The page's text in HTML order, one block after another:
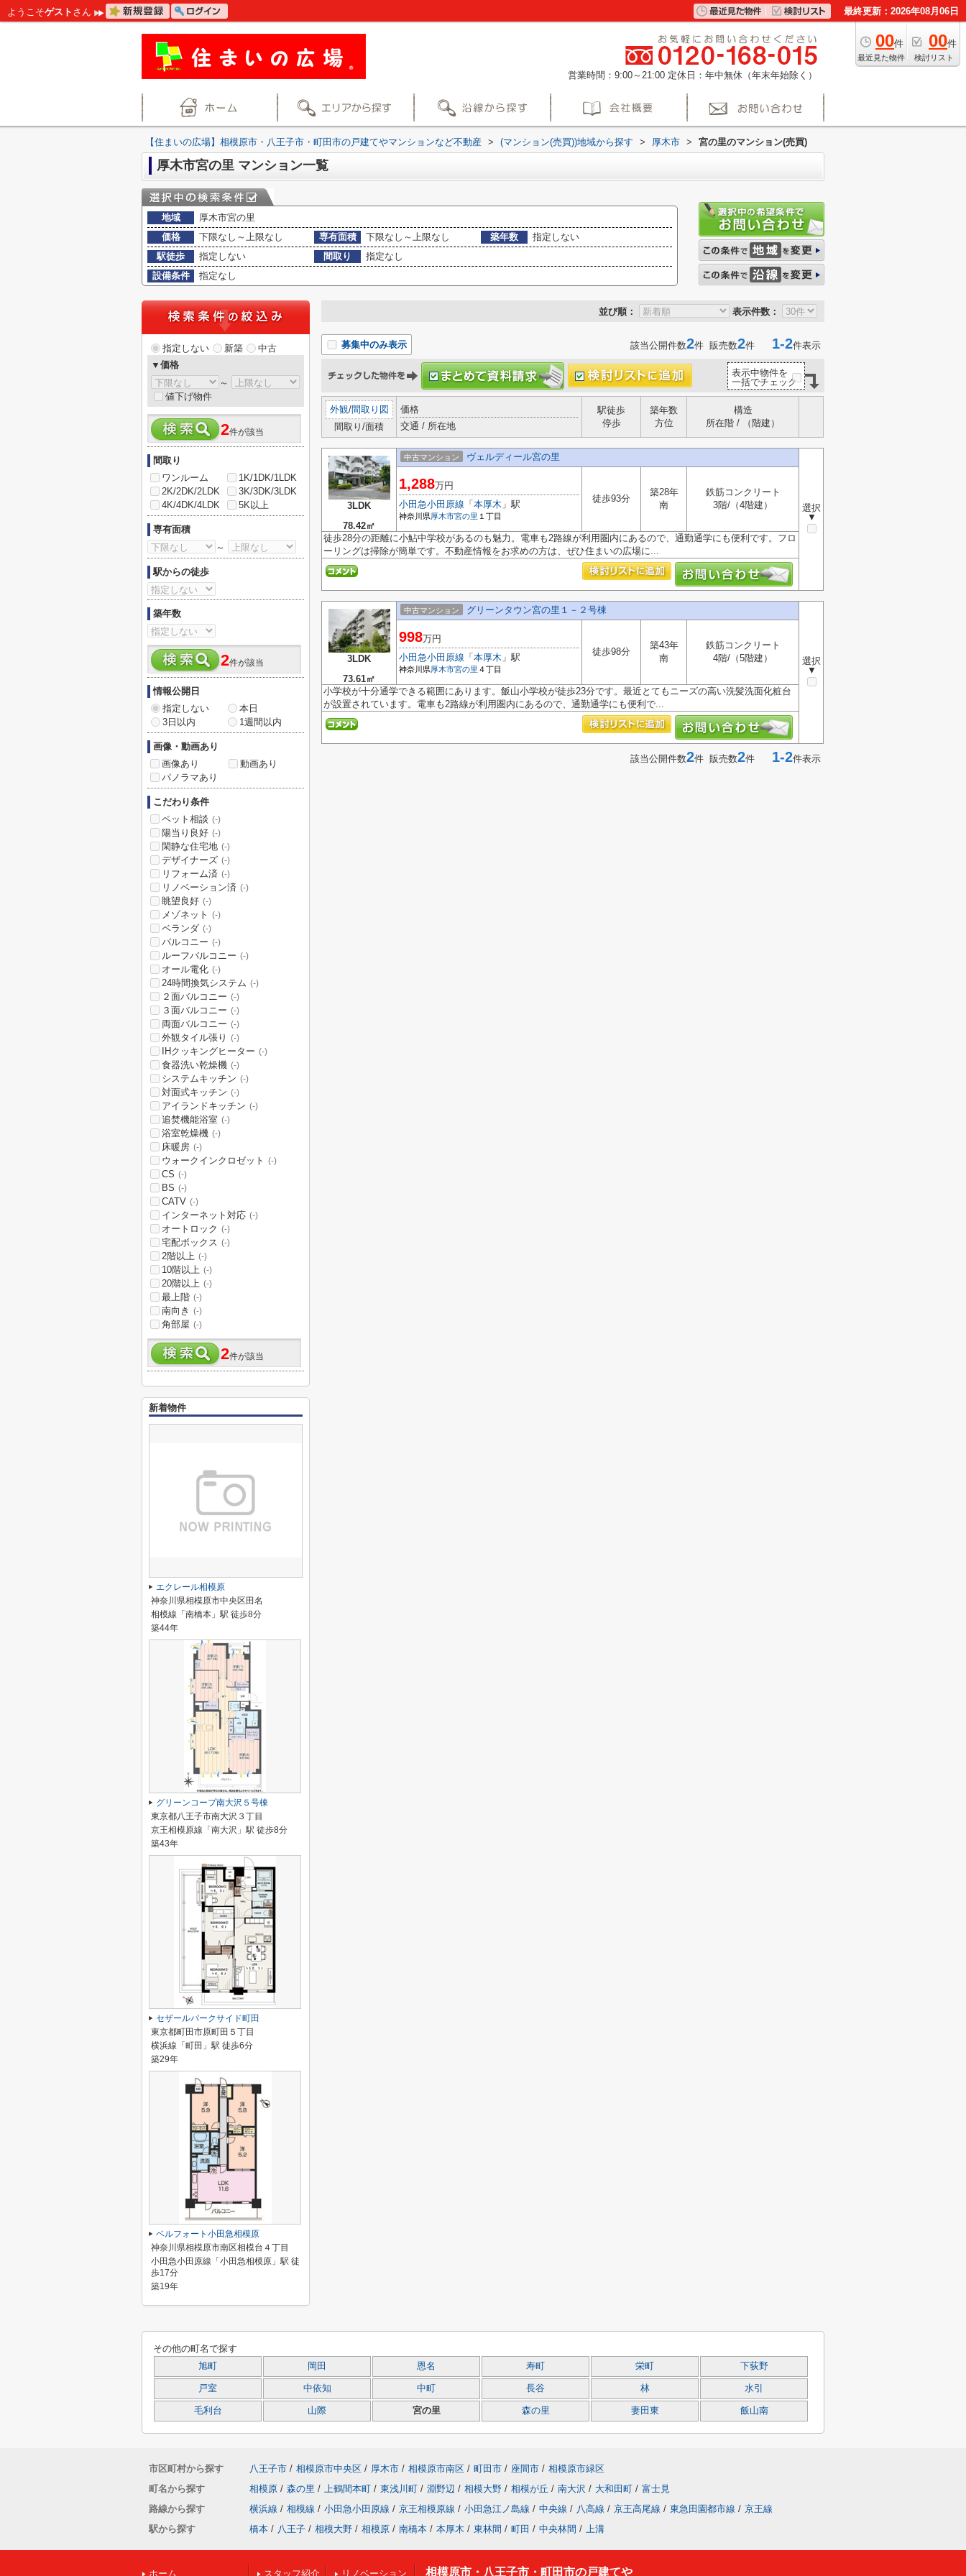
ようこそゲスト さん 最終更新：2026年08月06日
00件
最近見た物件
00件
検討リスト
営業時間：9:00～21:00 定休日：年中無休（年末年始除く）
【住まいの広場】相模原市・八王子市・町田市の戸建てやマンションなど不動産 > (マンション(売買))地域から探す > 厚木市 > 宮の里のマンション(売買)
厚木市宮の里 マンション一覧
地域
厚木市宮の里
価格
下限なし～上限なし 専有面積 下限なし～上限なし 築年数
指定しない
駅徒歩
指定しない 間取り
指定なし
設備条件
指定なし
並び順： 表示件数：
募集中のみ表示 該当公開件数2件 販売数2件 1-2件表示
表示中物件を
一括でチェック
外観/間取り図
間取り/面積
価格
交通 / 所在地
駅徒歩
停歩
築年数
方位
構造
所在階 / （階建）
3LDK
78.42㎡
中古マンション ヴェルディール宮の里
選択
▼
1,288万円
小田急小田原線 「 本厚木 」駅
神奈川県厚木市宮の里 １丁目
徒歩93分
築28年
南
鉄筋コンクリート
3階/（4階建）
徒歩28分の距離に小鮎中学校があるのも魅力。電車も2路線が利用圏内にあるので、通勤通学にも便利です。フロ
ーリングは掃除が簡単です。不動産情報をお求めの方は、ぜひ住まいの広場に...
3LDK
73.61㎡
中古マンション グリーンタウン宮の里１－２号棟
選択
▼
998万円
小田急小田原線 「 本厚木 」駅
神奈川県厚木市宮の里 ４丁目
徒歩98分
築43年
南
鉄筋コンクリート
4階/（5階建）
小学校が十分通学できる範囲にあります。飯山小学校が徒歩23分です。最近とてもニーズの高い洗髪洗面化粧台
が設置されています。電車も2路線が利用圏内にあるので、通勤通学にも便利で...
該当公開件数2件 販売数2件 1-2件表示
指定しない 新築
中古
▼価格
～
値下げ物件
2件が該当
間取り
ワンルーム
1K/1DK/1LDK
2K/2DK/2LDK
3K/3DK/3LDK
4K/4DK/4LDK
5K以上
専有面積
～
駅からの徒歩
築年数
2件が該当
情報公開日
指定しない
本日
3日以内
1週間以内
画像・動画あり
画像あり
動画あり
パノラマあり
こだわり条件
ペット相談 (-)
陽当り良好 (-)
閑静な住宅地 (-)
デザイナーズ (-)
リフォーム済 (-)
リノベーション済 (-)
眺望良好 (-)
メゾネット (-)
ベランダ (-)
バルコニー (-)
ルーフバルコニー (-)
オール電化 (-)
24時間換気システム (-)
２面バルコニー (-)
３面バルコニー (-)
両面バルコニー (-)
外観タイル張り (-)
IHクッキングヒーター (-)
食器洗い乾燥機 (-)
システムキッチン (-)
対面式キッチン (-)
アイランドキッチン (-)
追焚機能浴室 (-)
浴室乾燥機 (-)
床暖房 (-)
ウォークインクロゼット (-)
CS (-)
BS (-)
CATV (-)
インターネット対応 (-)
オートロック (-)
宅配ボックス (-)
2階以上 (-)
10階以上 (-)
20階以上 (-)
最上階 (-)
南向き (-)
角部屋 (-)
2件が該当
新着物件
エクレール相模原
神奈川県相模原市中央区田名
相模線「南橋本」駅 徒歩8分
築44年
グリーンコープ南大沢５号棟
東京都八王子市南大沢３丁目
京王相模原線「南大沢」駅 徒歩8分
築43年
セザールパークサイド町田
東京都町田市原町田５丁目
横浜線「町田」駅 徒歩6分
築29年
ベルフォート小田急相模原
神奈川県相模原市南区相模台４丁目
小田急小田原線「小田急相模原」駅 徒
歩17分
築19年
その他の町名で探す
旭町 岡田 恩名 寿町 栄町 下荻野
戸室 中依知 中町 長谷 林 水引
毛利台 山際 宮の里 森の里 妻田東 飯山南
市区町村から探す 八王子市 / 相模原市中央区 / 厚木市 / 相模原市南区 / 町田市 / 座間市 / 相模原市緑区
町名から探す
相模原 / 森の里 / 上鶴間本町 / 東浅川町 / 淵野辺 / 相模大野 / 相模が丘 / 南大沢 / 大和田町 / 富士見
路線から探す
横浜線 / 相模線 / 小田急小田原線 / 京王相模原線 / 小田急江ノ島線 / 中央線 / 八高線 / 京王高尾線 / 東急田園都市線 / 京王線
駅から探す
橋本 / 八王子 / 相模大野 / 相模原 / 南橋本 / 本厚木 / 東林間 / 町田 / 中央林間 / 上溝
ホーム スタッフ紹介 リノベーション 相模原市・八王子市・町田市の戸建てや